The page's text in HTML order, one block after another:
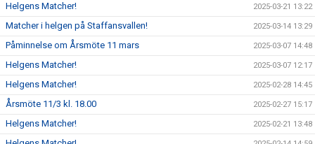
Helgens Matcher! 2025-03-21 13:22
Matcher i helgen på Staffansvallen! 2025-03-14 13:29
Påminnelse om Årsmöte 11 mars 2025-03-07 14:48
Helgens Matcher! 2025-03-07 12:17
Helgens Matcher! 2025-02-28 14:45
Årsmöte 11/3 kl. 18.00 2025-02-27 15:17
Helgens Matcher! 2025-02-21 13:48